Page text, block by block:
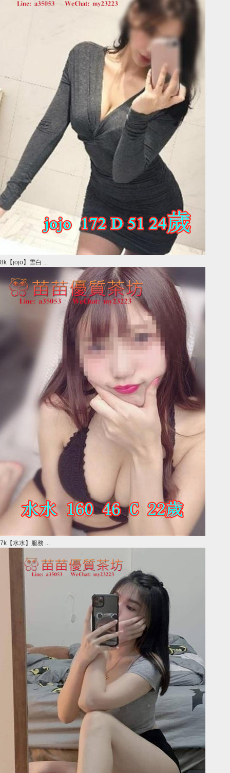
8k【jojo】雪白 ...
7k【水水】服務 ...